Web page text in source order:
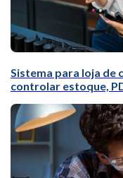
Sistema para loja de
controlar estoque,